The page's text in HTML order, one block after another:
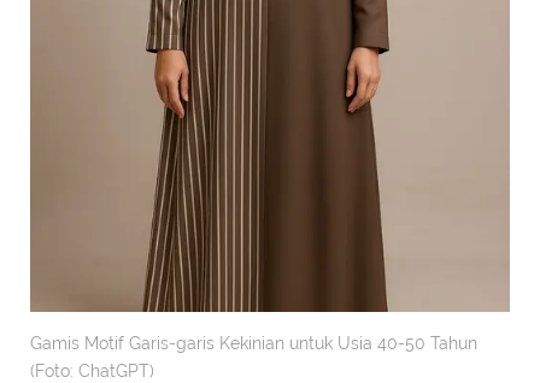
Gamis Motif Garis-garis Kekinian untuk Usia 40-50 Tahun
(Foto: ChatGPT)